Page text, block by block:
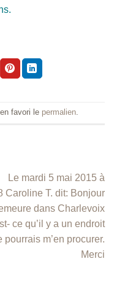
favori le permalien.
Le mardi 5 mai 2015 à
Caroline T. dit: Bonjour
dans Charlevoix
ce qu’il y a un endroit
pourrais m’en procurer.
Merci